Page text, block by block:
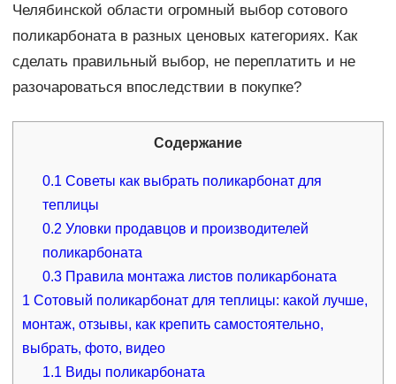
Челябинской области огромный выбор сотового
поликарбоната в разных ценовых категориях. Как
сделать правильный выбор, не переплатить и не
разочароваться впоследствии в покупке?
Содержание
0.1 Советы как выбрать поликарбонат для
теплицы
0.2 Уловки продавцов и производителей
поликарбоната
0.3 Правила монтажа листов поликарбоната
1 Сотовый поликарбонат для теплицы: какой лучше,
монтаж, отзывы, как крепить самостоятельно,
выбрать, фото, видео
1.1 Виды поликарбоната